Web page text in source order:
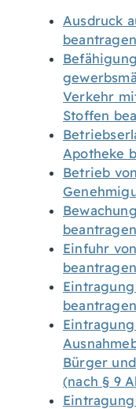
Ausdruck
beantragen
Verkehr
Stoffen
Apotheke
Betrieb
beantragen
Einfuhr
beantragen
beantragen
Bürger
(nach § 9